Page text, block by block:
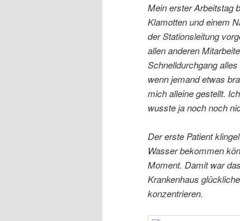
Mein erster Arbeitstag
Klamotten und einem
der Stationsleitung
allen anderen
Schnelldurchgang
wenn jemand etwas
mich alleine gestellt.
wusste ja noch noch
Der erste Patient
Wasser bekommen
Moment. Damit war
Krankenhaus
konzentrieren.